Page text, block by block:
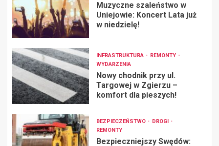
Muzyczne szaleństwo w
Uniejowie: Koncert Lata już
w niedzielę!
INFRASTRUKTURA
REMONTY
WYDARZENIA
Nowy chodnik przy ul.
Targowej w Zgierzu –
komfort dla pieszych!
BEZPIECZEŃSTWO
DROGI
REMONTY
Bezpieczniejszy Swędów: